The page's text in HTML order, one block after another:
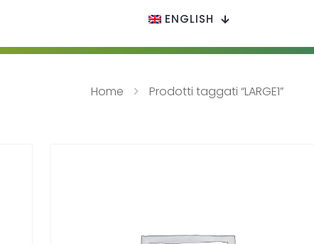
ENGLISH
Home Prodotti taggati “LARGE1”